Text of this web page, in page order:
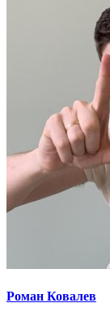
Роман Ковалев